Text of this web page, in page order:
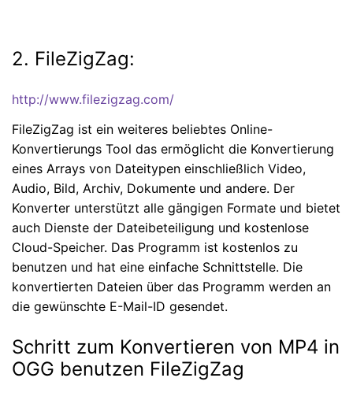
2. FileZigZag:
http://www.filezigzag.com/
FileZigZag ist ein weiteres beliebtes Online-
Konvertierungs Tool das ermöglicht die Konvertierung
eines Arrays von Dateitypen einschließlich Video,
Audio, Bild, Archiv, Dokumente und andere. Der
Konverter unterstützt alle gängigen Formate und bietet
auch Dienste der Dateibeteiligung und kostenlose
Cloud-Speicher. Das Programm ist kostenlos zu
benutzen und hat eine einfache Schnittstelle. Die
konvertierten Dateien über das Programm werden an
die gewünschte E-Mail-ID gesendet.
Schritt zum Konvertieren von MP4 in
OGG benutzen FileZigZag